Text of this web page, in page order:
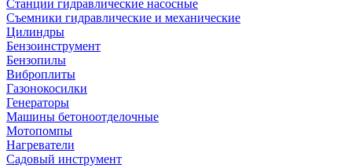
Станции гидравлические насосные
Съемники гидравлические и механические
Цилиндры
Бензоинструмент
Бензопилы
Виброплиты
Газонокосилки
Генераторы
Машины бетоноотделочные
Мотопомпы
Нагреватели
Садовый инструмент